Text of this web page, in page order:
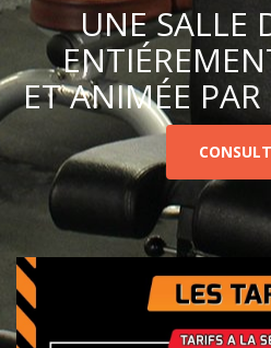
UNE SALLE
ET ANIMÉE PAR